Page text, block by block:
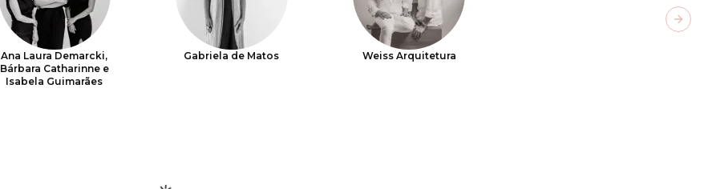
Ana Laura Demarcki,
Bárbara Catharinne e
Isabela Guimarães
Gabriela de Matos Weiss Arquitetura